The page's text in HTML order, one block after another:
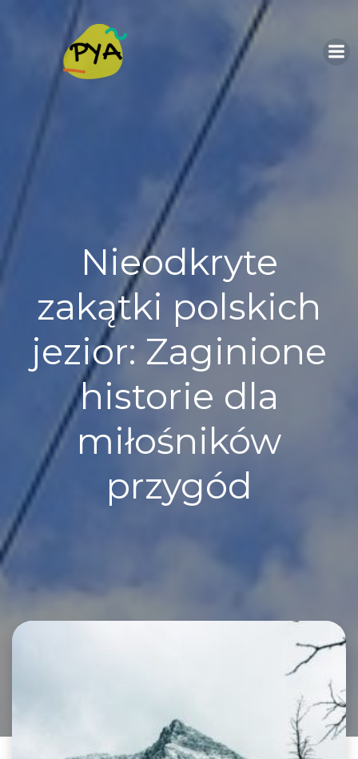
Nieodkryte
zakątki polskich
jezior: Zaginione
historie dla
miłośników
przygód